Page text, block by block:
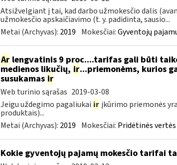
Atsižvelgiant į tai, kad darbo užmokesčio dalis
užmokesčio apskaičiavimo (t. y. padidinta, sausio...
Metai (Archyvas): 2019 Mokesčiai:Gyventojų
Arlengvatinis 9 proc....tarifas gali būti
medienos likučių, ir...priemonėms, kurios
susukamas ir
Web turinio sąrašas 2019-03-08
Jeigu uždegimo pagaliukai ir įkūrimo priemonės
produktais)...
Metai (Archyvas): 2019 Mokesčiai: Pridėtinės
Kokie gyventojų pajamų mokesčio tarifai